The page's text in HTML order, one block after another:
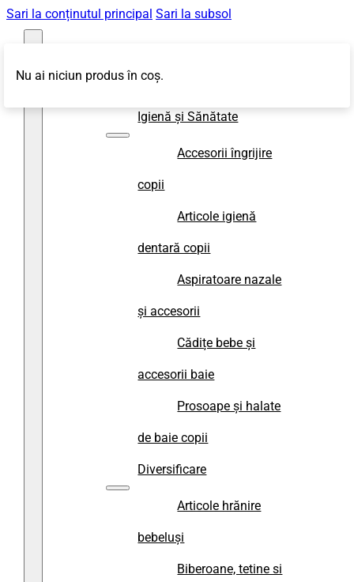
Sari la conținutul principal Sari la subsol
Igienă și Sănătate
Accesorii îngrijire
copii
Articole igienă
dentară copii
Aspiratoare nazale
și accesorii
Cădițe bebe și
accesorii baie
Prosoape și halate
de baie copii
Diversificare
Articole hrănire
bebeluși
Biberoane, tetine si
Nu ai niciun produs în coș.